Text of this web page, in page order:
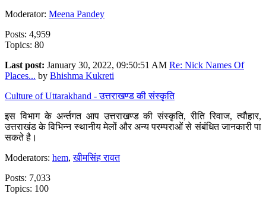
Moderator: Meena Pandey
Posts: 4,959
Topics: 80
Last post: January 30, 2022, 09:50:51 AM Re: Nick Names Of
Places... by Bhishma Kukreti
Culture of Uttarakhand - उत्तराखण्ड की संस्कृति
इस विभाग के अर्न्तगत आप उत्तराखण्ड की संस्कृति, रीति रिवाज, त्यौहार,
उत्तराखंड के विभिन्न स्थानीय मेलों और अन्य परम्पराओं से संबंधित जानकारी पा
सकते है।
Moderators: hem,खीमसिंह रावत
Posts: 7,033
Topics: 100